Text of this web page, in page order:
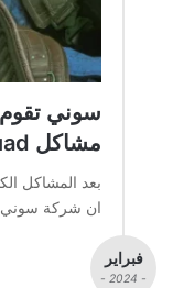
سوني تقوم
مشاكل Suicide Squad
ان شركة سوني
فبراير
- 2024 -